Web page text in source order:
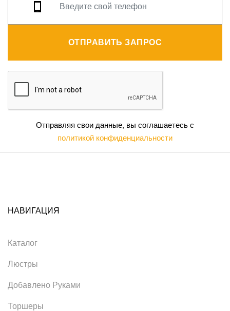
ОТПРАВИТЬ ЗАПРОС
Отправляя свои данные, вы соглашаетесь с
политикой конфиденциальности
НАВИГАЦИЯ
Каталог
Люстры
Добавлено Руками
Торшеры